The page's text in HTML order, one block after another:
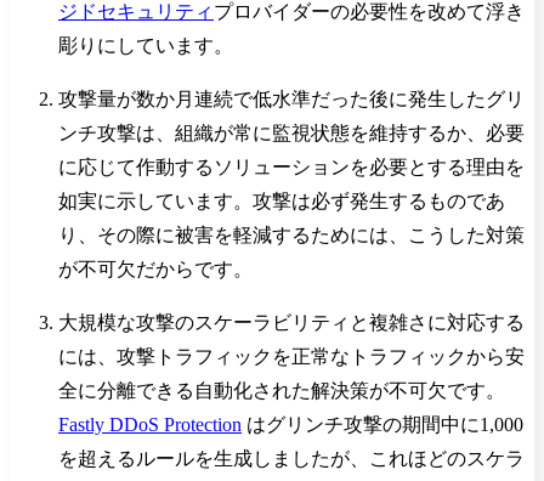
ジドセキュリティ プロバイダーの必要性を改めて浮き
彫りにしています。
攻撃量が数か月連続で低水準だった後に発生したグリ
ンチ攻撃は、組織が常に監視状態を維持するか、必要
に応じて作動するソリューションを必要とする理由を
如実に示しています。攻撃は必ず発生するものであ
り、その際に被害を軽減するためには、こうした対策
が不可欠だからです。
大規模な攻撃のスケーラビリティと複雑さに対応する
には、攻撃トラフィックを正常なトラフィックから安
全に分離できる自動化された解決策が不可欠です。
Fastly DDoS Protection はグリンチ攻撃の期間中に1,000
を超えるルールを生成しましたが、これほどのスケラ